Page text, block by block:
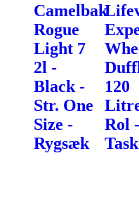
Camelbak
Rogue
Light 7
2l -
Black -
Str. One
Size -
Rygsæk
120
Rol -